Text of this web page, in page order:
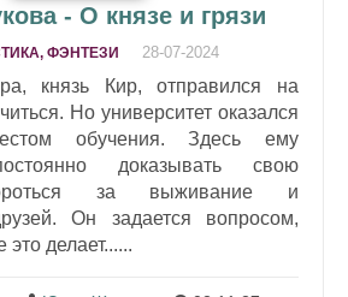
- О князе и грязи
ФЭНТЕЗИ 28-07-2024
князь Кир, отправился на
Но университет оказался
обучения. Здесь ему
доказывать свою
за выживание и
Он задается вопросом,
это делает......